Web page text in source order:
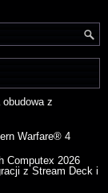
z
Warfare® 4
Computex 2026
z Stream Deck i